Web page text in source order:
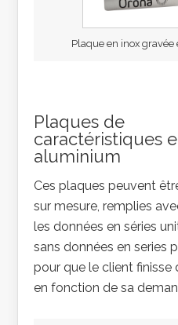
Plaque en inox gravée
Plaques de
caractéristiques
aluminium
Ces plaques peuvent
sur mesure, remplies
les données en séries
sans données en series
pour que le client finisse
en fonction de sa